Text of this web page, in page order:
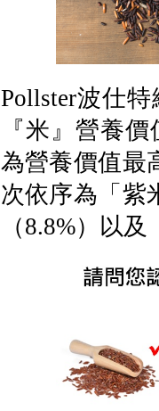
Pollster波仕
『米』營養
為營養價值最
次依序為「紫
（8.8%）以